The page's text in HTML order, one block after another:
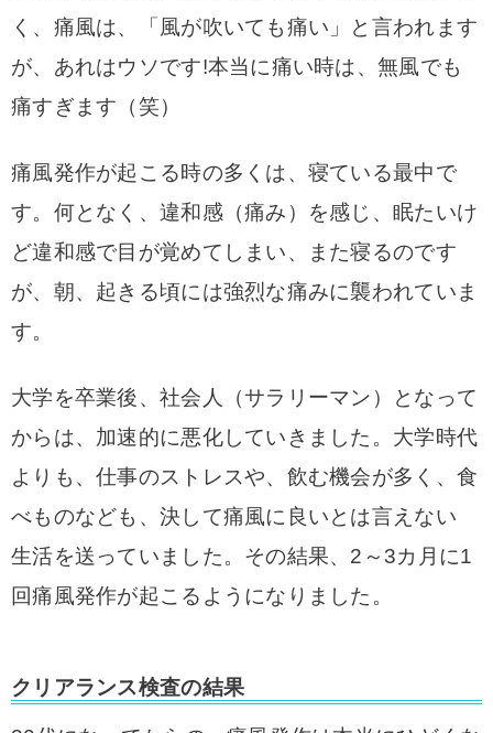
く、痛風は、「風が吹いても痛い」と言われます
が、あれはウソです!本当に痛い時は、無風でも
痛すぎます（笑）
痛風発作が起こる時の多くは、寝ている最中で
す。何となく、違和感（痛み）を感じ、眠たいけ
ど違和感で目が覚めてしまい、また寝るのです
が、朝、起きる頃には強烈な痛みに襲われていま
す。
大学を卒業後、社会人（サラリーマン）となって
からは、加速的に悪化していきました。 大学時代
よりも、仕事のストレスや、飲む機会が多く、食
べものなども、決して痛風に良いとは言えない
生活を送っていました。その結果、2～3カ月に1
回痛風発作が起こるようになりました。
クリアランス検査の結果